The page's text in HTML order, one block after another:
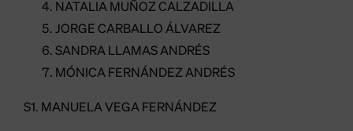
NATALIA MUÑOZ CALZADILLA
JORGE CARBALLO ÁLVAREZ
SANDRA LLAMAS ANDRÉS
MÓNICA FERNÁNDEZ ANDRÉS
S1. MANUELA VEGA FERNÁNDEZ